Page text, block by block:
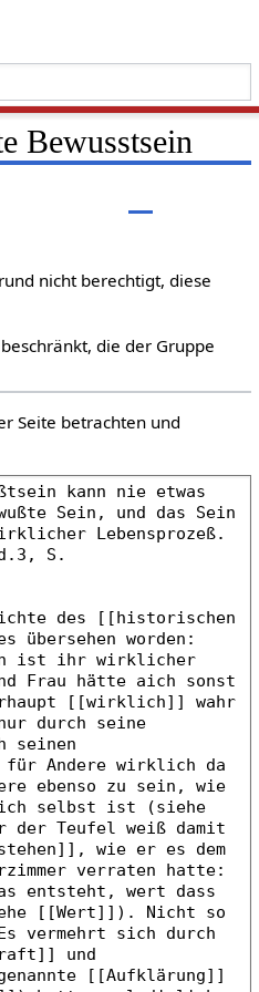
Bewusstsein
nicht berechtigt, diese
die der Gruppe
Seite betrachten und